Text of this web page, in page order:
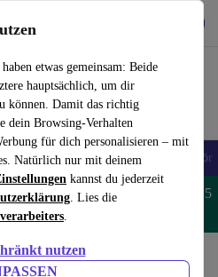
etwas gemeinsam: Beide
hauptsächlich, um dir
können. Damit das richtig
dein Browsing-Verhalten
für dich personalisieren – mit
Natürlich nur mit deinem
kannst du jederzeit
. Lies die
.
nutzen
Tablets Smartwatches Zubehör
und iPads – Code: MACPAD5